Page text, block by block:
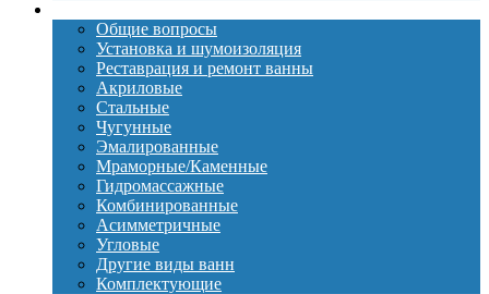
Общие вопросы
Установка и шумоизоляция
Реставрация и ремонт ванны
Акриловые
Стальные
Чугунные
Эмалированные
Мраморные/Каменные
Гидромассажные
Комбинированные
Асимметричные
Угловые
Другие виды ванн
Комплектующие